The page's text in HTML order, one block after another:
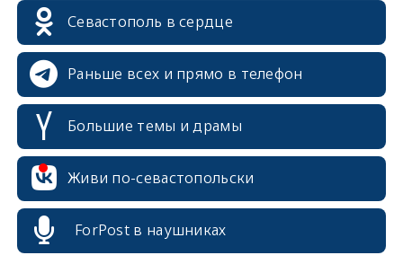
Севастополь в сердце
Раньше всех и прямо в телефон
Большие темы и драмы
Живи по-севастопольски
ForPost в наушниках